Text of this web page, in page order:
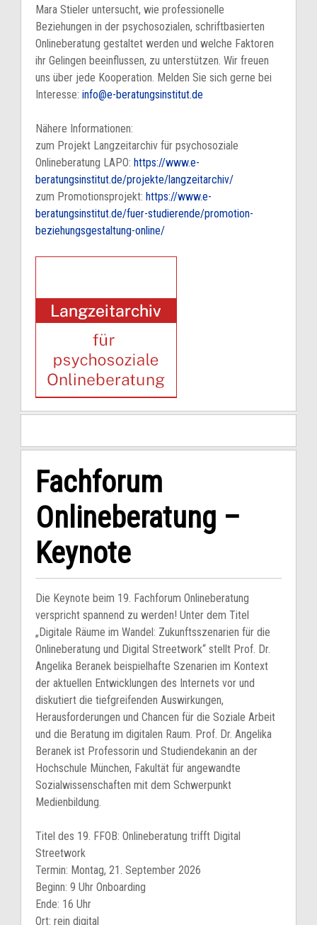
Mara Stieler untersucht, wie professionelle
Beziehungen in der psychosozialen, schriftbasierten
Onlineberatung gestaltet werden und welche Faktoren
ihr Gelingen beeinflussen, zu unterstützen. Wir freuen
uns über jede Kooperation. Melden Sie sich gerne bei
Interesse: info@e-beratungsinstitut.de
Nähere Informationen:
zum Projekt Langzeitarchiv für psychosoziale
Onlineberatung LAPO: https://www.e-
beratungsinstitut.de/projekte/langzeitarchiv/
zum Promotionsprojekt: https://www.e-
beratungsinstitut.de/fuer-studierende/promotion-
beziehungsgestaltung-online/
Fachforum
Onlineberatung –
Keynote
Die Keynote beim 19. Fachforum Onlineberatung
verspricht spannend zu werden! Unter dem Titel
„Digitale Räume im Wandel: Zukunftsszenarien für die
Onlineberatung und Digital Streetwork“ stellt Prof. Dr.
Angelika Beranek beispielhafte Szenarien im Kontext
der aktuellen Entwicklungen des Internets vor und
diskutiert die tiefgreifenden Auswirkungen,
Herausforderungen und Chancen für die Soziale Arbeit
und die Beratung im digitalen Raum. Prof. Dr. Angelika
Beranek ist Professorin und Studiendekanin an der
Hochschule München, Fakultät für angewandte
Sozialwissenschaften mit dem Schwerpunkt
Medienbildung.
Titel des 19. FFOB: Onlineberatung trifft Digital
Streetwork
Termin: Montag, 21. September 2026
Beginn: 9 Uhr Onboarding
Ende: 16 Uhr
Ort: rein digital